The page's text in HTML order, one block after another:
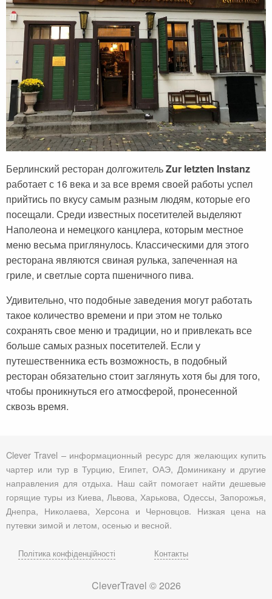
Берлинский ресторан долгожительZur letzten Instanz
работает с 16 века и за все время своей работы успел
прийтись по вкусу самым разным людям, которые его
посещали. Среди известных посетителей выделяют
Наполеона и немецкого канцлера, которым местное
меню весьма приглянулось. Классическими для этого
ресторана являются свиная рулька, запеченная на
гриле, и светлые сорта пшеничного пива.
Удивительно, что подобные заведения могут работать
такое количество времени и при этом не только
сохранять свое меню и традиции, но и привлекать все
больше самых разных посетителей. Если у
путешественника есть возможность, в подобный
ресторан обязательно стоит заглянуть хотя бы для того,
чтобы проникнуться его атмосферой, пронесенной
сквозь время.
Clever Travel – информационный ресурс для желающих купить
чартер или тур в Турцию, Египет, ОАЭ, Доминикану и другие
направления для отдыха. Наш сайт помогает найти дешевые
горящие туры из Киева, Львова, Харькова, Одессы, Запорожья,
Днепра, Николаева, Херсона и Черновцов. Низкая цена на
путевки зимой и летом, осенью и весной.
Політика конфіденційності Контакты
CleverTravel © 2026